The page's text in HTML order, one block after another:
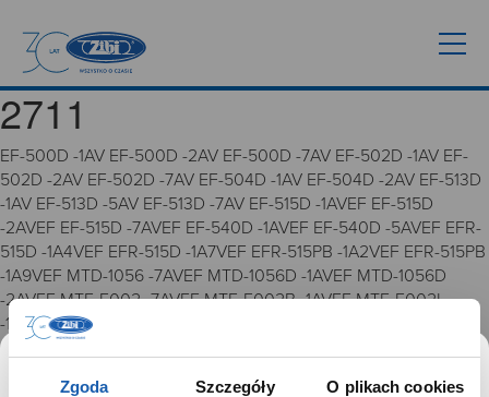
Zgoda Szczegóły O plikach cookies
2711
EF-500D -1AV EF-500D -2AV EF-500D -7AV EF-502D -1AV EF-
502D -2AV EF-502D -7AV EF-504D -1AV EF-504D -2AV EF-513D
-1AV EF-513D -5AV EF-513D -7AV EF-515D -1AVEF EF-515D
-2AVEF EF-515D -7AVEF EF-540D -1AVEF EF-540D -5AVEF EFR-
515D -1A4VEF EFR-515D -1A7VEF EFR-515PB -1A2VEF EFR-515PB
-1A9VEF MTD-1056 -7AVEF MTD-1056D -1AVEF MTD-1056D
-2AVEF MTF-E002 -7AVEF MTF-E002B -1AVEF MTF-E002L
-1AVEF MTF-E003G -1AVEF 2711 4327 2711